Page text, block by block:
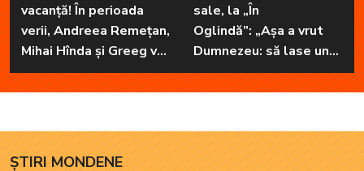
vacanță! În perioada
verii, Andreea Remețan,
Mihai Hînda și Greeg vor
da, pe rând, trezirea cu
„Dimineți de vacanță”
sale, la „În
Oglindă”: „Așa a vrut
Dumnezeu: să lase unul
în familie cu har, harul
de a cânta, să poată să
lipsește”
ȘTIRI MONDENE